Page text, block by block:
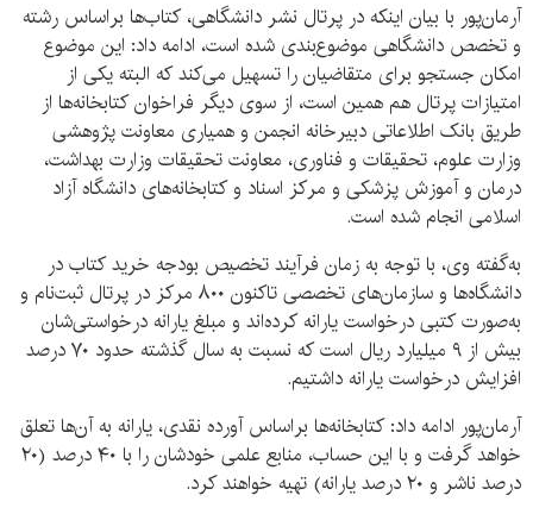
آرمان‌پور با بیان اینکه در پرتال نشر دانشگاهی، کتاب‌ها براساس رشته
و تخصص دانشگاهی موضوع‌بندی شده است، ادامه داد: این موضوع
امکان جستجو برای متقاضیان را تسهیل می‌کند که البته یکی از
امتیازات پرتال هم همین است، از سوی دیگر فراخوان کتابخانه‌ها از
طریق بانک اطلاعاتی دبیرخانه انجمن و همیاری معاونت پژوهشی
وزارت علوم، تحقیقات و فناوری، معاونت تحقیقات وزارت بهداشت،
درمان و آموزش پزشکی و مرکز اسناد و کتابخانه‌های دانشگاه آزاد
اسلامی انجام شده است.
به‌گفته وی، با توجه به زمان فرآیند تخصیص بودجه خرید کتاب در
دانشگاه‌ها و سازمان‌های تخصصی تاکنون ۸۰۰ مرکز در پرتال ثبت‌نام و
به‌صورت کتبی درخواست یارانه کرده‌اند و مبلغ یارانه درخواستی‌شان
بیش از ۹ میلیارد ریال است که نسبت به سال گذشته حدود ۷۰ درصد
افزایش درخواست یارانه داشتیم.
آرمان‌پور ادامه داد: کتابخانه‌ها براساس آورده نقدی، یارانه به آن‌ها تعلق
خواهد گرفت و با این حساب، منابع علمی خودشان را با ۴۰ درصد (۲۰
درصد ناشر و ۲۰ درصد یارانه) تهیه خواهند کرد.